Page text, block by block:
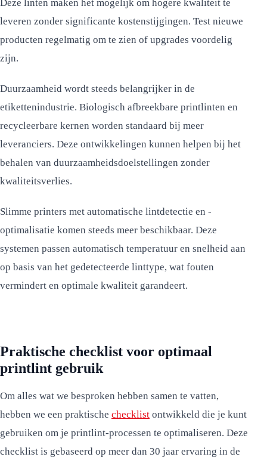
Deze linten maken het mogelijk om hogere kwaliteit te
leveren zonder significante kostenstijgingen. Test nieuwe
producten regelmatig om te zien of upgrades voordelig
zijn.
Duurzaamheid wordt steeds belangrijker in de
etikettenindustrie. Biologisch afbreekbare printlinten en
recycleerbare kernen worden standaard bij meer
leveranciers. Deze ontwikkelingen kunnen helpen bij het
behalen van duurzaamheidsdoelstellingen zonder
kwaliteitsverlies.
Slimme printers met automatische lintdetectie en -
optimalisatie komen steeds meer beschikbaar. Deze
systemen passen automatisch temperatuur en snelheid aan
op basis van het gedetecteerde linttype, wat fouten
vermindert en optimale kwaliteit garandeert.
Praktische checklist voor optimaal
printlint gebruik
Om alles wat we besproken hebben samen te vatten,
hebben we een praktische checklist ontwikkeld die je kunt
gebruiken om je printlint-processen te optimaliseren. Deze
checklist is gebaseerd op meer dan 30 jaar ervaring in de